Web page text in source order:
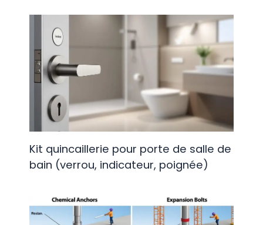
Kit quincaillerie pour porte de salle de
bain (verrou, indicateur, poignée)